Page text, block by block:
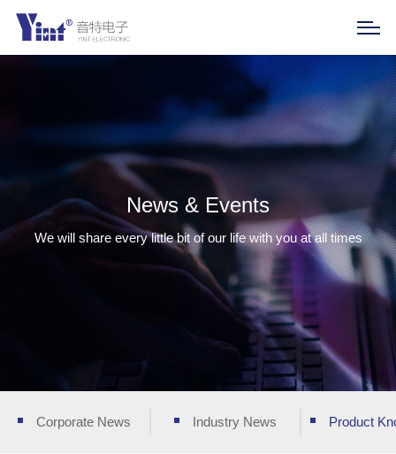
News & Events
We will share every little bit of our life with you at all times
Corporate News Industry News Product